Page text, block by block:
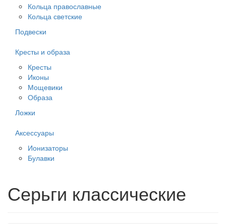
Кольца православные
Кольца светские
Подвески
Кресты и образа
Кресты
Иконы
Мощевики
Образа
Ложки
Аксессуары
Ионизаторы
Булавки
Серьги классические